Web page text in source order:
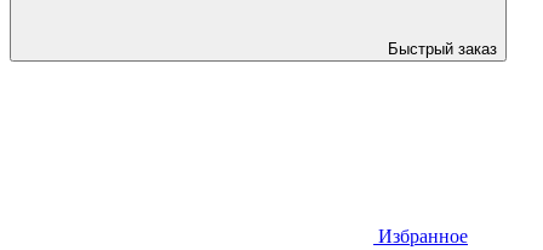
Быстрый заказ
Избранное